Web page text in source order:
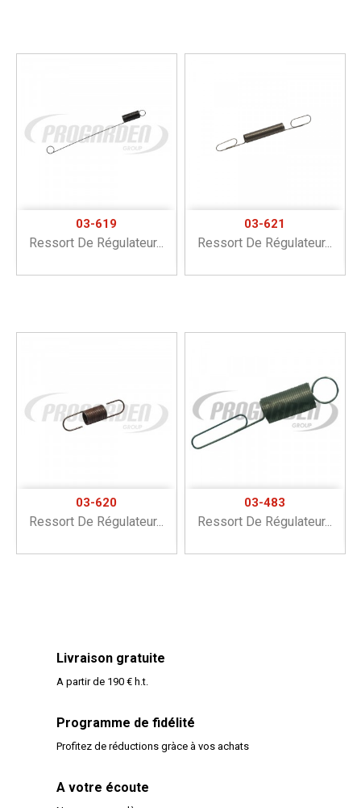
03-619
Ressort De Régulateur...
03-621
Ressort De Régulateur...
03-620
Ressort De Régulateur...
03-483
Ressort De Régulateur...
Livraison gratuite
A partir de 190 € h.t.
Programme de fidélité
Profitez de réductions gràce à vos achats
A votre écoute